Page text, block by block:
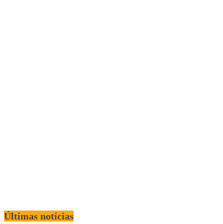
Últimas notícias